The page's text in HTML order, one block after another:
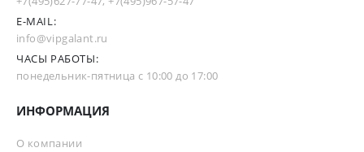
E-MAIL:
info@vipgalant.ru
ЧАСЫ РАБОТЫ:
понедельник-пятница с 10:00 до 17:00
ИНФОРМАЦИЯ
О компании